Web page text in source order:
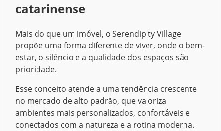
catarinense
Mais do que um imóvel, o Serendipity Village
propõe uma forma diferente de viver, onde o bem-
estar, o silêncio e a qualidade dos espaços são
prioridade.
Esse conceito atende a uma tendência crescente
no mercado de alto padrão, que valoriza
ambientes mais personalizados, confortáveis e
conectados com a natureza e a rotina moderna.